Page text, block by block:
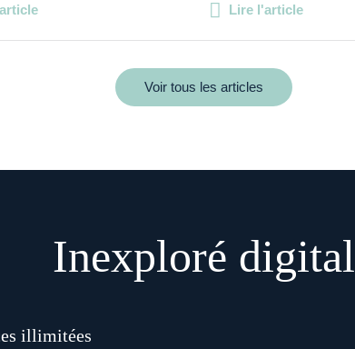
Lire l'article
Voir tous les articles
Inexploré digital
illimitées